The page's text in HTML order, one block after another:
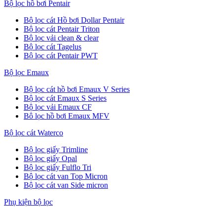
Bộ lọc hồ bơi Pentair
Bộ lọc cát Hồ bơi Dollar Pentair
Bộ lọc cát Pentair Triton
Bộ lọc vải clean & clear
Bộ lọc cát Tagelus
Bộ lọc cát Pentair PWT
Bộ lọc Emaux
Bộ lọc cát hồ bơi Emaux V Series
Bộ lọc cát Emaux S Series
Bộ lọc vải Emaux CF
Bô lọc hồ bơi Emaux MFV
Bộ lọc cát Waterco
Bộ lọc giấy Trimline
Bộ lọc giấy Opal
Bộ lọc giấy Fulflo Tri
Bộ lọc cát van Top Micron
Bộ lọc cát van Side micron
Phụ kiện bộ lọc